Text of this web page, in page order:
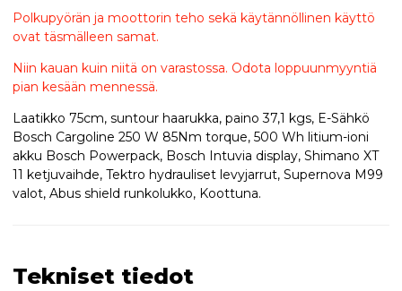
Polkupyörän ja moottorin teho sekä käytännöllinen käyttö
ovat täsmälleen samat.
Niin kauan kuin niitä on varastossa. Odota loppuunmyyntiä
pian kesään mennessä.
Laatikko 75cm, suntour haarukka, paino 37,1 kgs, E-Sähkö
Bosch Cargoline 250 W 85Nm torque, 500 Wh litium-ioni
akku Bosch Powerpack, Bosch Intuvia display, Shimano XT
11 ketjuvaihde, Tektro hydrauliset levyjarrut, Supernova M99
valot, Abus shield runkolukko, Koottuna.
Tekniset tiedot